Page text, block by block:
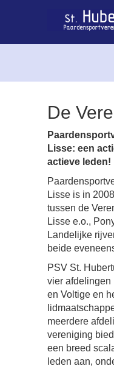
De
Lisse: een
actieve leden!
Lisse is in
tussen de
Lisse e.o.,
Landelijke
beide
PSV St.
vier afdelingen
en Voltige en
meerdere
vereniging
een breed
leden aan,